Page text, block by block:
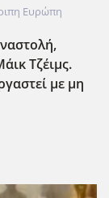
Ευρώπη
Τζέιμς.
με μη